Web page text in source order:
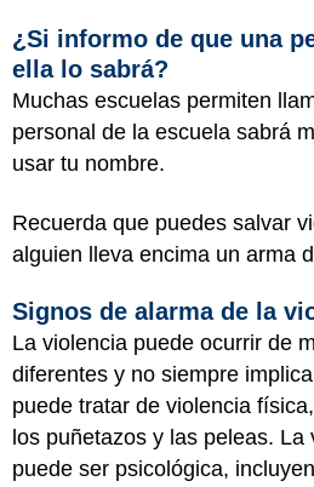
¿Si informo de que una
ella lo sabrá?
Muchas escuelas permiten
personal de la escuela sabrá
usar tu nombre.
Recuerda que puedes salvar
alguien lleva encima un arma
Signos de alarma de la
La violencia puede ocurrir de
diferentes y no siempre
puede tratar de violencia
los puñetazos y las peleas. La
puede ser psicológica,